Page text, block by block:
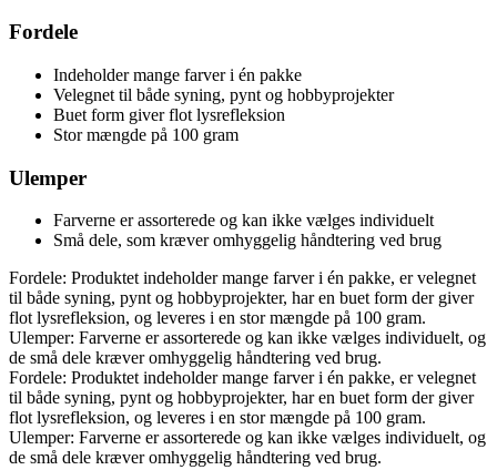
Fordele
Indeholder mange farver i én pakke
Velegnet til både syning, pynt og hobbyprojekter
Buet form giver flot lysrefleksion
Stor mængde på 100 gram
Ulemper
Farverne er assorterede og kan ikke vælges individuelt
Små dele, som kræver omhyggelig håndtering ved brug
Fordele: Produktet indeholder mange farver i én pakke, er velegnet
til både syning, pynt og hobbyprojekter, har en buet form der giver
flot lysrefleksion, og leveres i en stor mængde på 100 gram.
Ulemper: Farverne er assorterede og kan ikke vælges individuelt, og
de små dele kræver omhyggelig håndtering ved brug.
Fordele: Produktet indeholder mange farver i én pakke, er velegnet
til både syning, pynt og hobbyprojekter, har en buet form der giver
flot lysrefleksion, og leveres i en stor mængde på 100 gram.
Ulemper: Farverne er assorterede og kan ikke vælges individuelt, og
de små dele kræver omhyggelig håndtering ved brug.